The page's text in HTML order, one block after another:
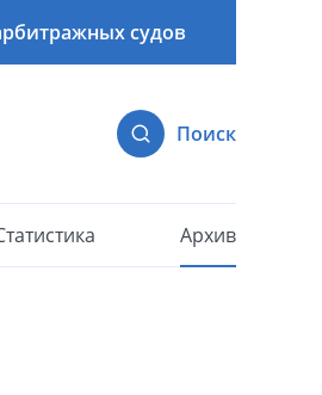
судов
Поиск
Архив